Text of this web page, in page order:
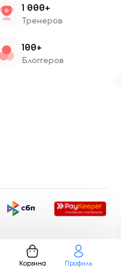
1 000+
Тренеров
100+
Блоггеров
Корзина Профиль